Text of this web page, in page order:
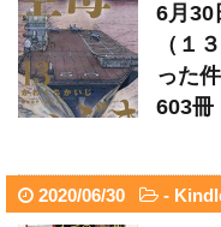
6月30
（１
った
603冊
2020/06/30 -